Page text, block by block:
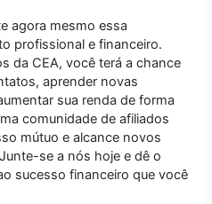
agora mesmo essa
profissional e financeiro.
da CEA, você terá a chance
aprender novas
sua renda de forma
comunidade de afiliados
mútuo e alcance novos
se a nós hoje e dê o
sucesso financeiro que você